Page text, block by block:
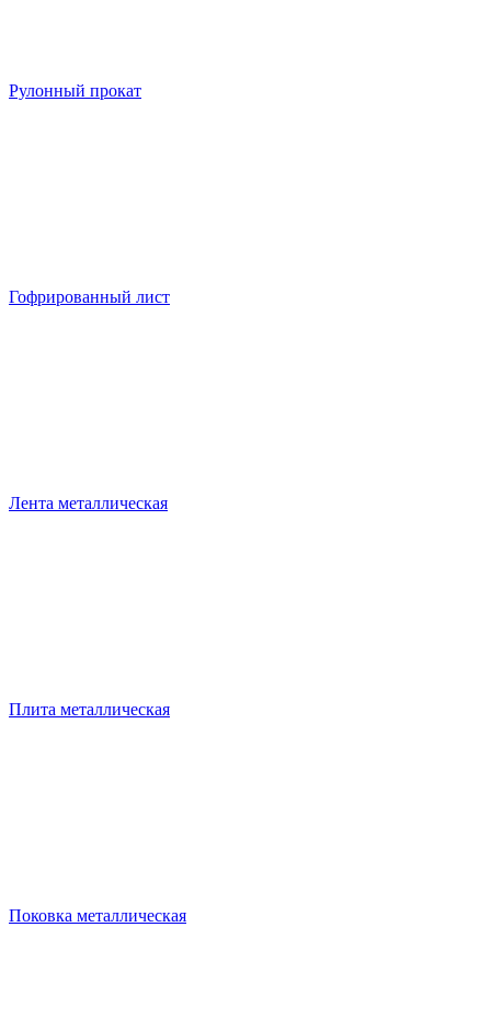
Рулонный прокат
Гофрированный лист
Лента металлическая
Плита металлическая
Поковка металлическая